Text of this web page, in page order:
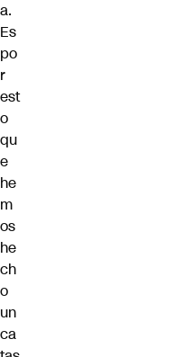
a.
Es
po
r
est
o
qu
e
he
m
os
he
ch
o
un
ca